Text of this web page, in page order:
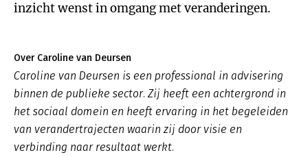
inzicht wenst in omgang met veranderingen.
Over Caroline van Deursen
Caroline van Deursen is een professional in advisering
binnen de publieke sector. Zij heeft een achtergrond in
het sociaal domein en heeft ervaring in het begeleiden
van verandertrajecten waarin zij door visie en
verbinding naar resultaat werkt.